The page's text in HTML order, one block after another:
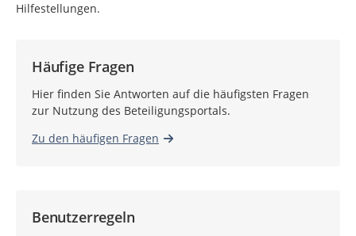
Hilfestellungen.
Häufige Fragen
Hier finden Sie Antworten auf die häufigsten Fragen
zur Nutzung des Beteiligungsportals.
Zu den häufigen Fragen
Benutzerregeln